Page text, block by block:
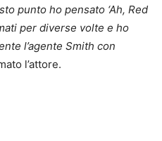
punto ho pensato ‘Ah, Red
per diverse volte e ho
l’agente Smith con
l’attore.